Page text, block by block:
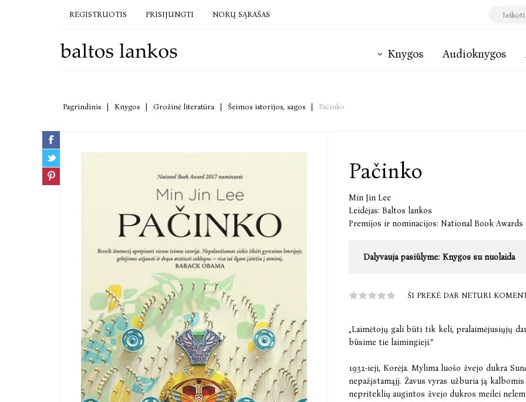
REGISTRUOTIS PRISIJUNGTI NORŲ SĄRAŠAS
Knygos Audioknygos
Pagrindinis Knygos Grožinė literatūra Šeimos istorijos, sagos Pačinko
Pačinko
Min Jin Lee
Leidėjas: Baltos lankos
Premijos ir nominacijos: National Book Awards
Dalyvauja pasiūlyme: Knygos su nuolaida
ŠI PREKĖ DAR NETURI
„Laimėtojų gali būti tik keli, pralaimėjusiųjų
būsime tie laimingieji.“
1932-ieji, Korėja. Mylima luošo žvejo dukra
nepažįstamąjį. Žavus vyras užburia ją
nepriteklių augintos žvejo dukros meilei